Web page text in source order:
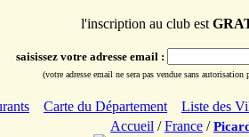
l'inscription au club est
saisissez votre adresse email :
(votre adresse email ne sera pas vendue sans autorisation
Carte du Département Liste des
Accueil /France /